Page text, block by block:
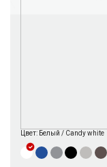
Цвет: Белый / Candy white